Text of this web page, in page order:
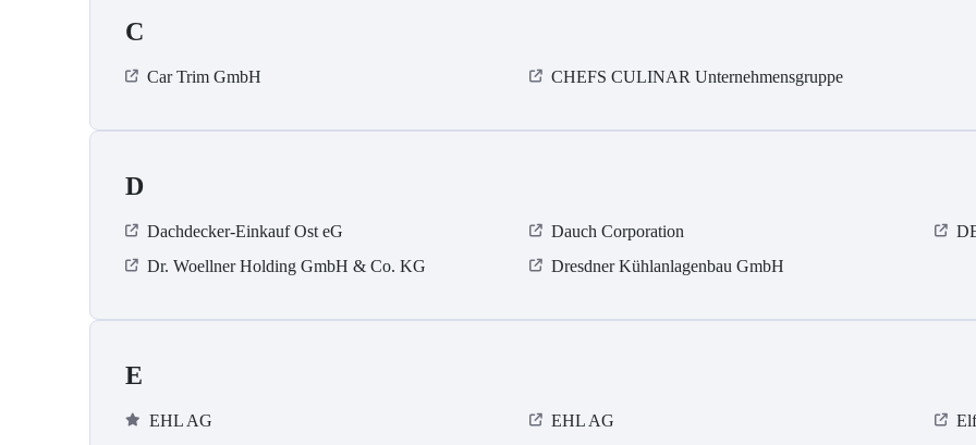
C
Car Trim GmbH CHEFS CULINAR Unternehmensgruppe
D
Dachdecker-Einkauf Ost eG Dauch Corporation
Dr. Woellner Holding GmbH & Co. KG
Dresdner Kühlanlagenbau GmbH
E
EHL AG EHL AG